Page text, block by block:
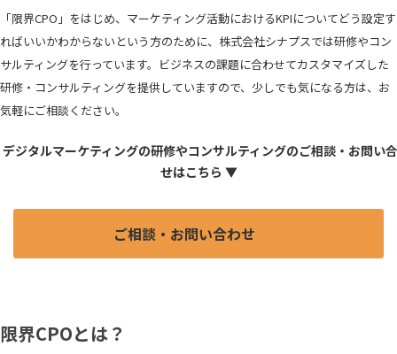
「限界CPO」をはじめ、マーケティング活動におけるKPIについてどう設定す
ればいいかわからないという方のために、株式会社シナプスでは研修やコン
サルティングを行っています。ビジネスの課題に合わせてカスタマイズした
研修・コンサルティングを提供していますので、少しでも気になる方は、お
気軽にご相談ください。
ジタルマーケティングの研修やコンサルティングのご相談・お問い
せはこちら ▼
ご相談・お問い合わせ
限界CPOとは？